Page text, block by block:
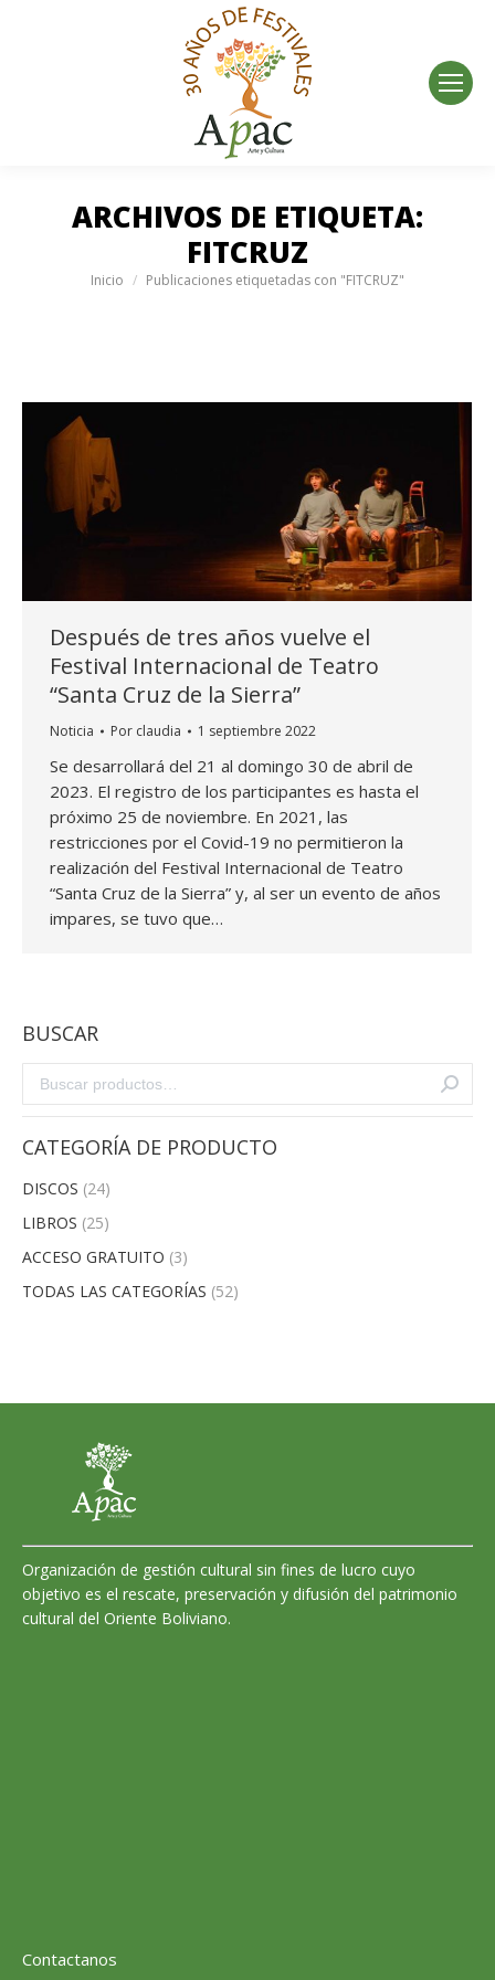
ARCHIVOS DE ETIQUETA:
FITCRUZ
Estás aquí:
Inicio Publicaciones etiquetadas con "FITCRUZ"
Después de tres años vuelve el
Festival Internacional de Teatro
“Santa Cruz de la Sierra”
Noticia Por claudia 1 septiembre 2022
Se desarrollará del 21 al domingo 30 de abril de
2023. El registro de los participantes es hasta el
próximo 25 de noviembre. En 2021, las
restricciones por el Covid-19 no permitieron la
realización del Festival Internacional de Teatro
“Santa Cruz de la Sierra” y, al ser un evento de años
impares, se tuvo que…
BUSCAR
CATEGORÍA DE PRODUCTO
DISCOS (24)
LIBROS (25)
ACCESO GRATUITO (3)
TODAS LAS CATEGORÍAS (52)
Organización de gestión cultural sin fines de lucro cuyo
objetivo es el rescate, preservación y difusión del patrimonio
cultural del Oriente Boliviano.
Contactanos